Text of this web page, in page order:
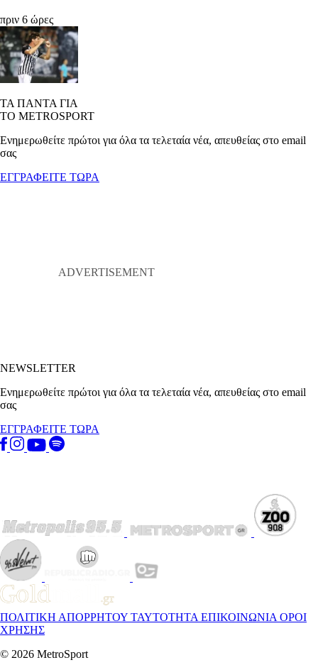
πριν 6 ώρες
ΤΑ ΠΑΝΤΑ ΓΙΑ
ΤΟ METROSPORT
Ενημερωθείτε πρώτοι για όλα τα τελεταία νέα, απευθείας στο email
σας
ΕΓΓΡΑΦΕΙΤΕ ΤΩΡΑ
NEWSLETTER
Ενημερωθείτε πρώτοι για όλα τα τελεταία νέα, απευθείας στο email
σας
ΕΓΓΡΑΦΕΙΤΕ ΤΩΡΑ
ΠΟΛΙΤΙΚΗ ΑΠΟΡΡΗΤΟΥ ΤΑΥΤΟΤΗΤΑ ΕΠΙΚΟΙΝΩΝΙΑ ΟΡΟΙ
ΧΡΗΣΗΣ
© 2026 MetroSport